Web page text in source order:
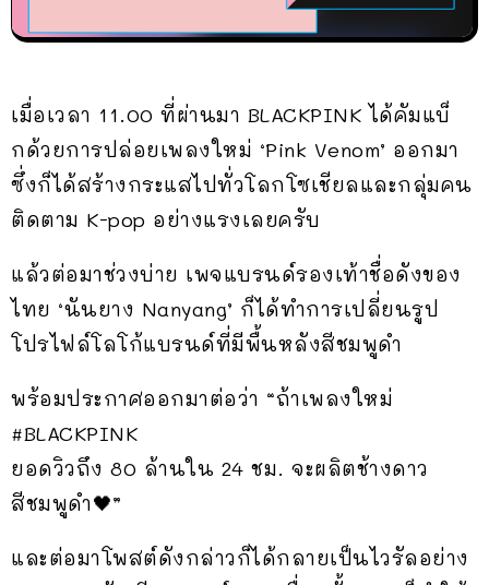
เมื่อเวลา 11.00 ที่ผ่านมา BLACKPINK ได้คัมแบ็
กด้วยการปล่อยเพลงใหม่ ‘Pink Venom’ ออกมา
ซึ่งก็ได้สร้างกระแสไปทั่วโลกโซเชียลและกลุ่มคน
ติดตาม K-pop อย่างแรงเลยครับ
แล้วต่อมาช่วงบ่าย เพจแบรนด์รองเท้าชื่อดังของ
ไทย ‘นันยาง Nanyang’ ก็ได้ทำการเปลี่ยนรูป
โปรไฟล์โลโก้แบรนด์ที่มีพื้นหลังสีชมพูดำ
พร้อมประกาศออกมาต่อว่า “ถ้าเพลงใหม่
#BLACKPINK
ยอดวิวถึง 80 ล้านใน 24 ชม. จะผลิตช้างดาว
สีชมพูดำ🖤”
และต่อมาโพสต์ดังกล่าวก็ได้กลายเป็นไวรัลอย่าง